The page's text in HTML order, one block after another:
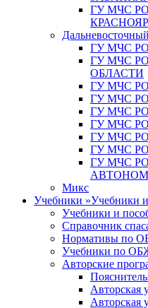
ГУ МЧС
ГУ МЧС
ГУ МЧС
ОБЛАСТИ
ГУ МЧС
ГУ МЧС
ГУ МЧС
ГУ МЧС
ГУ МЧС
ГУ МЧС
ГУ МЧС
Микс
Учебники »Учебники
Учебники и
Справочник
Нормативы по
Учебники по
Авторские
Авторская
Авторская